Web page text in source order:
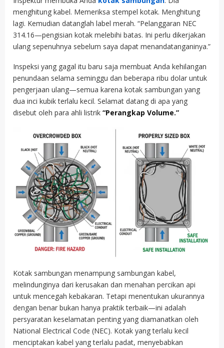
menghitung kabel. Memeriksa stempel kotak. Menghitung
lagi. Kemudian datanglah label merah. “Pelanggaran NEC
314.16—pengisian kotak melebihi batas. Ini perlu dikerjakan
ulang sepenuhnya sebelum saya dapat menandatanganinya.”
Inspeksi yang gagal itu baru saja membuat Anda kehilangan
penundaan selama seminggu dan beberapa ribu dolar untuk
pengerjaan ulang—semua karena kotak sambungan yang
dua inci kubik terlalu kecil. Selamat datang di apa yang
disebut oleh para ahli listrik “Perangkap Volume.”
Kotak sambungan menampung sambungan kabel,
melindunginya dari kerusakan dan menahan percikan api
untuk mencegah kebakaran. Tetapi menentukan ukurannya
dengan benar bukan hanya praktik terbaik—ini adalah
persyaratan keselamatan penting yang diamanatkan oleh
National Electrical Code (NEC). Kotak yang terlalu kecil
menciptakan kabel yang terlalu padat, menyebabkan